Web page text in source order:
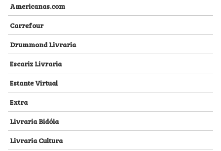
Americanas.com
Carrefour
Drummond Livraria
Escariz Livraria
Estante Virtual
Extra
Livraria Bidóia
Livraria Cultura